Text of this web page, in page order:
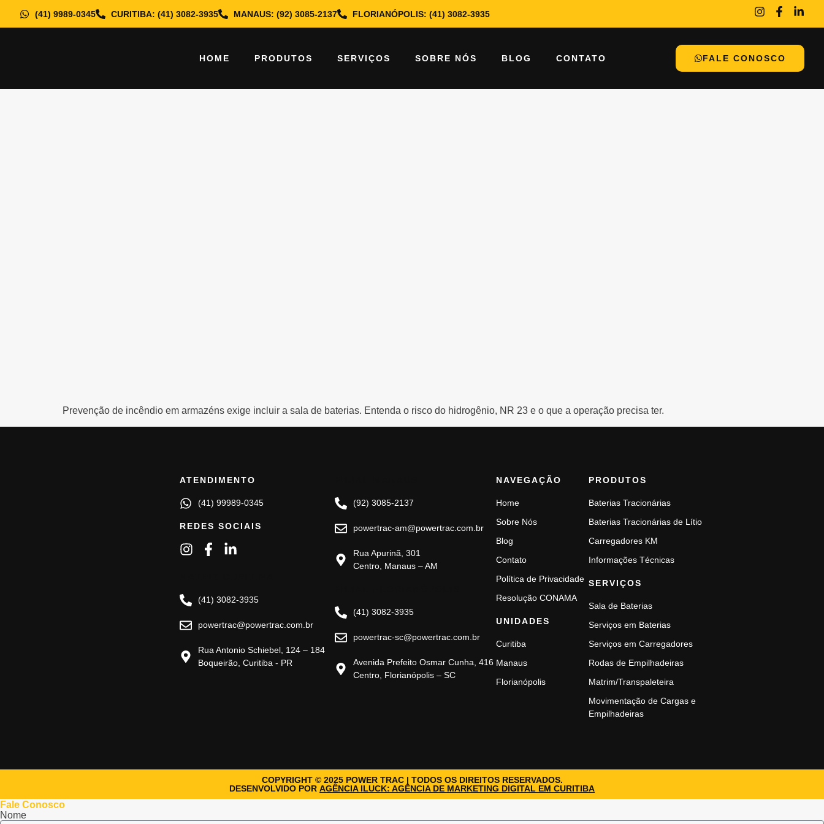
(41) 9989-0345 CURITIBA: (41) 3082-3935 MANAUS: (92) 3085-2137 FLORIANÓPOLIS: (41) 3082-3935
HOME PRODUTOS SERVIÇOS SOBRE NÓS BLOG CONTATO FALE CONOSCO
Prevenção de incêndio em armazéns exige incluir a sala de baterias. Entenda o risco do hidrogênio, NR 23 e o que a operação precisa ter.
ATENDIMENTO
(41) 99989-0345
REDES SOCIAIS
(41) 3082-3935
powertrac@powertrac.com.br
Rua Antonio Schiebel, 124 – 184
Boqueirão, Curitiba - PR
(92) 3085-2137
powertrac-am@powertrac.com.br
Rua Apurinã, 301
Centro, Manaus – AM
(41) 3082-3935
powertrac-sc@powertrac.com.br
Avenida Prefeito Osmar Cunha, 416
Centro, Florianópolis – SC
NAVEGAÇÃO
Home
Sobre Nós
Blog
Contato
Política de Privacidade
Resolução CONAMA
UNIDADES
Curitiba
Manaus
Florianópolis
PRODUTOS
Baterias Tracionárias
Baterias Tracionárias de Lítio
Carregadores KM
Informações Técnicas
SERVIÇOS
Sala de Baterias
Serviços em Baterias
Serviços em Carregadores
Rodas de Empilhadeiras
Matrim/Transpaleteira
Movimentação de Cargas e
Empilhadeiras
COPYRIGHT © 2025 POWER TRAC | TODOS OS DIREITOS RESERVADOS.
DESENVOLVIDO POR AGÊNCIA ILUCK: AGÊNCIA DE MARKETING DIGITAL EM CURITIBA
Fale Conosco
Nome